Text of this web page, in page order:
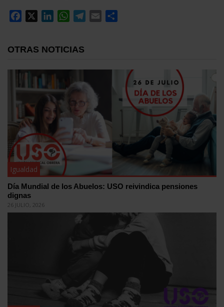
Facebook
LinkedInWhatsApp
Telegram
Email
OTRAS NOTICIAS
Igualdad
Día Mundial de los Abuelos: USO reivindica pensiones
dignas
26 JULIO, 2026